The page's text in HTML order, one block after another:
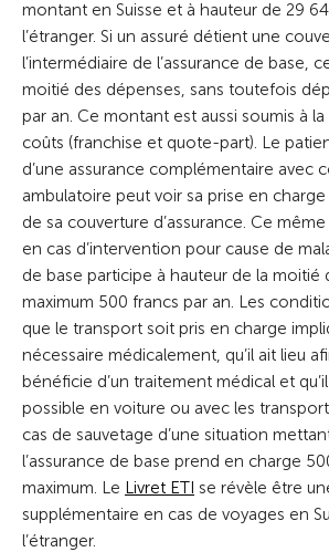
montant en Suisse et à hauteur de 29
l’étranger. Si un assuré détient une
l’intermédiaire de l’assurance de base,
moitié des dépenses, sans toutefois
par an. Ce montant est aussi soumis à
coûts (franchise et quote-part). Le
d’une assurance complémentaire avec
ambulatoire peut voir sa prise en
de sa couverture d’assurance. Ce
en cas d’intervention pour cause de
de base participe à hauteur de la moitié
maximum 500 francs par an. Les
que le transport soit pris en charge
nécessaire médicalement, qu’il ait lieu
bénéficie d’un traitement médical et
possible en voiture ou avec les
cas de sauvetage d’une situation
l’assurance de base prend en charge
maximum. Le Livret ETI se révèle être
supplémentaire en cas de voyages en
l’étranger.